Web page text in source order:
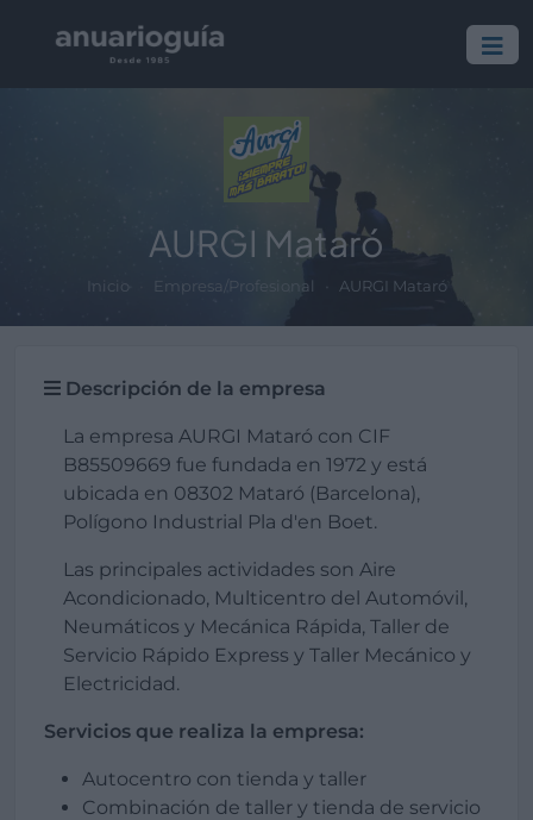
AURGI Mataró
Inicio Empresa/Profesional AURGI Mataró
Descripción de la empresa
La empresa AURGI Mataró con CIF
B85509669 fue fundada en 1972 y está
ubicada en 08302 Mataró (Barcelona),
Polígono Industrial Pla d'en Boet.
Las principales actividades son Aire
Acondicionado, Multicentro del Automóvil,
Neumáticos y Mecánica Rápida, Taller de
Servicio Rápido Express y Taller Mecánico y
Electricidad.
Servicios que realiza la empresa:
Autocentro con tienda y taller
Combinación de taller y tienda de servicio